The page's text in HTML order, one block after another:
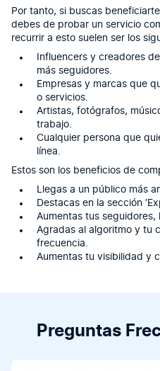
Por tanto, si buscas
debes de probar un servicio
recurrir a esto suelen ser los
Influencers y creadores
más seguidores.
Empresas y marcas que
o servicios.
Artistas, fotógrafos,
trabajo.
Cualquier persona que
línea.
Estos son los beneficios de
Llegas a un público más
Destacas en la sección
Aumentas tus seguidores,
Agradas al algoritmo y tu
frecuencia.
Aumentas tu visibilidad y
Preguntas